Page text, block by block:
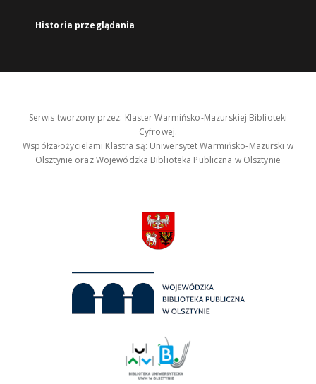
Historia przeglądania
Serwis tworzony przez: Klaster Warmińsko-Mazurskiej Biblioteki
Cyfrowej.
Współzałożycielami Klastra są: Uniwersytet Warmińsko-Mazurski w
Olsztynie oraz Wojewódzka Biblioteka Publiczna w Olsztynie